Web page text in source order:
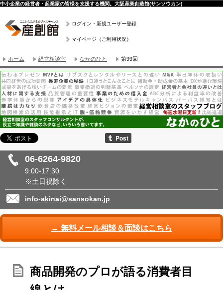
中小企業の経営者・起業家の皆様を支援する機関。大阪産業創造館(サンソウカン)
ログイン・新規ユーザー登録
マイページ（ご利用状況）
ホーム 経営相談室 なかのひと 第99回
06-6264-9820
9:00-17:30
※土日祝除く
info-akinai@sansokan.jp
→ 無料メール相談＆面談はこちら
商品開発のプロが語る消費者目